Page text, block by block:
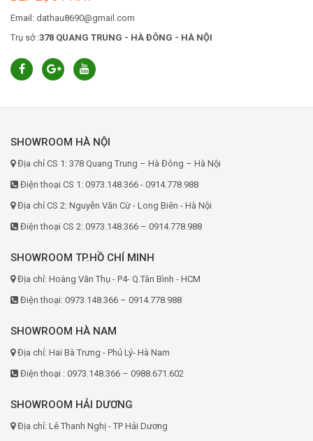
Email: dathau8690@gmail.com
Trụ sở :378 QUANG TRUNG - HÀ ĐÔNG - HÀ NỘI
SHOWROOM HÀ NỘI
Địa chỉ CS 1: 378 Quang Trung – Hà Đông – Hà Nội
Điện thoại CS 1: 0973.148.366 - 0914.778.988
Địa chỉ CS 2: Nguyễn Văn Cừ - Long Biên - Hà Nội
Điện thoại CS 2: 0973.148.366 – 0914.778.988
SHOWROOM TP.HỒ CHÍ MINH
Địa chỉ: Hoàng Văn Thụ - P4- Q.Tân Bình - HCM
Điện thoại: 0973.148.366 – 0914.778.988
SHOWROOM HÀ NAM
Địa chỉ: Hai Bà Trưng - Phủ Lý- Hà Nam
Điện thoại : 0973.148.366 – 0988.671.602
SHOWROOM HẢI DƯƠNG
Địa chỉ: Lê Thanh Nghị - TP Hải Dương